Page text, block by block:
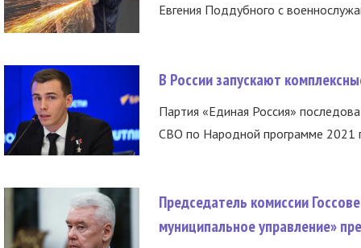
Евгения Поддубного с
В России запускают
Партия «Единая Россия»
СВО по Народной программе 2021
Председатель комиссии
муниципальное управление»